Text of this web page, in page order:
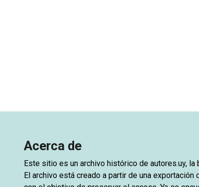
Acerca de
Este sitio es un archivo histórico de autores.uy, la
El archivo está creado a partir de una